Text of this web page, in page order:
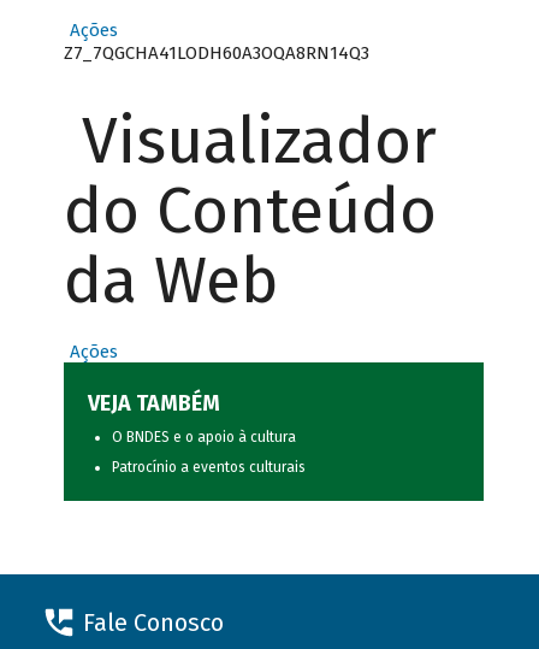
Ações
Z7_7QGCHA41LODH60A3OQA8RN14Q3
Visualizador
do Conteúdo
da Web
Ações
VEJA TAMBÉM
O BNDES e o apoio à cultura
Patrocínio a eventos culturais
Fale Conosco